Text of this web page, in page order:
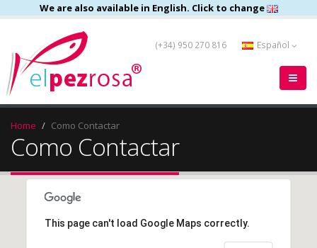
We are also available in English. Click to change
(+34) 950 270 816 Español
Home Como Contactar
Como Contactar
This page can't load Google Maps correctly.